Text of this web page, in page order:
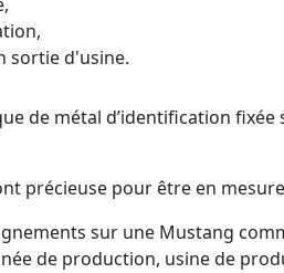
sortie d'usine.
de métal d’identification
précieuse pour être en
sur une Mustang
de production, usine de